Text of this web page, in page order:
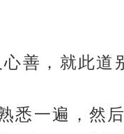
善，就此道
悉一遍，然